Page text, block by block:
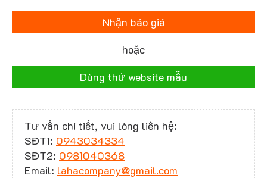
Nhận báo giá
hoặc
Dùng thử website mẫu
Tư vấn chi tiết, vui lòng liên hệ:
SĐT1: 0943034334
SĐT2: 0981040368
Email: lahacompany@gmail.com